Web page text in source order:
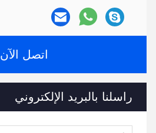
اتصل الآن
راسلنا بالبريد الإلكتروني